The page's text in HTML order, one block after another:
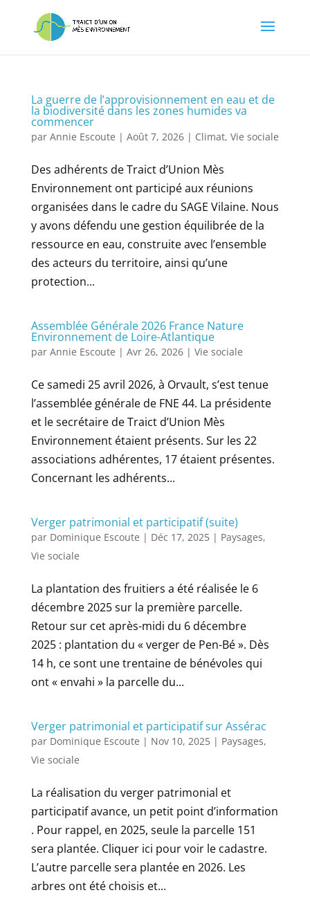
La guerre de l’approvisionnement en eau et de
la biodiversité dans les zones humides va
commencer
par Annie Escoute | Août 7, 2026| Climat, Vie sociale
Des adhérents de Traict d’Union Mès
Environnement ont participé aux réunions
organisées dans le cadre du SAGE Vilaine. Nous
y avons défendu une gestion équilibrée de la
ressource en eau, construite avec l’ensemble
des acteurs du territoire, ainsi qu’une
protection...
Assemblée Générale 2026 France Nature
Environnement de Loire-Atlantique
par Annie Escoute | Avr 26, 2026| Vie sociale
Ce samedi 25 avril 2026, à Orvault, s’est tenue
l’assemblée générale de FNE 44. La présidente
et le secrétaire de Traict d’Union Mès
Environnement étaient présents. Sur les 22
associations adhérentes, 17 étaient présentes.
Concernant les adhérents...
Verger patrimonial et participatif (suite)
par Dominique Escoute | Déc 17, 2025| Paysages,
Vie sociale
La plantation des fruitiers a été réalisée le 6
décembre 2025 sur la première parcelle.
Retour sur cet après-midi du 6 décembre
2025 : plantation du « verger de Pen-Bé ». Dès
14 h, ce sont une trentaine de bénévoles qui
ont « envahi » la parcelle du...
Verger patrimonial et participatif sur Assérac
par Dominique Escoute | Nov 10, 2025| Paysages,
Vie sociale
La réalisation du verger patrimonial et
participatif avance, un petit point d’information
. Pour rappel, en 2025, seule la parcelle 151
sera plantée. Cliquer ici pour voir le cadastre.
L’autre parcelle sera plantée en 2026. Les
arbres ont été choisis et...